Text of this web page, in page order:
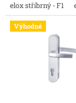
elox stříbrný - F1
Výhodné